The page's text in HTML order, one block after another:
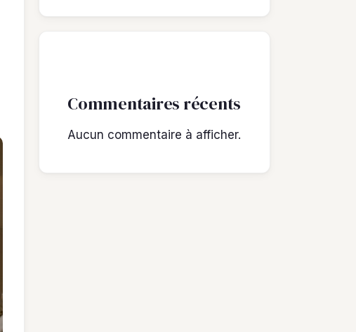
Commentaires récents
Aucun commentaire à afficher.